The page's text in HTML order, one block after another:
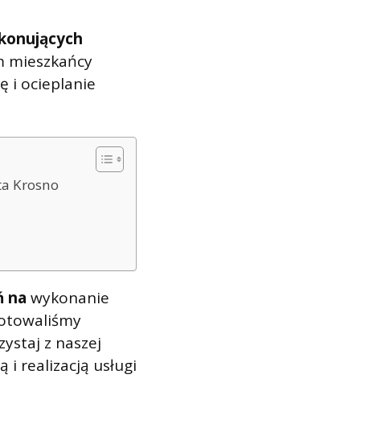
mieszkańcy
i ocieplanie
Krosno
na wykonanie
z naszej
i realizacją usługi